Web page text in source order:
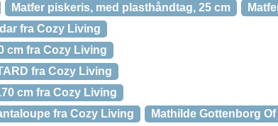
Matfer piskeris, med plasthåndtag, 25 cm
fra Cozy Living
cm fra Cozy Living
fra Cozy Living
cm fra Cozy Living
fra Cozy Living
Mathilde Gottenborg